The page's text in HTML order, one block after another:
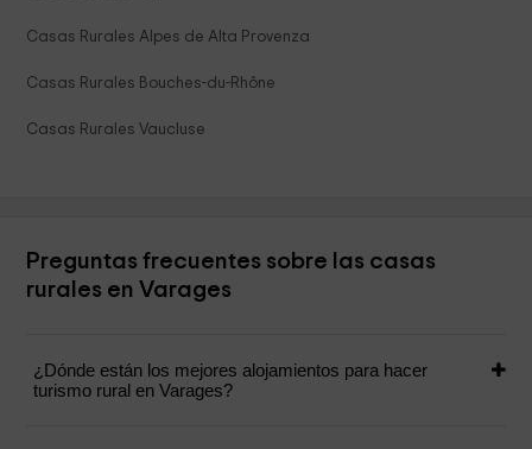
Casas Rurales Alpes de Alta Provenza
Casas Rurales Bouches-du-Rhône
Casas Rurales Vaucluse
Preguntas frecuentes sobre las casas
rurales en Varages
¿Dónde están los mejores alojamientos para hacer
turismo rural en Varages?